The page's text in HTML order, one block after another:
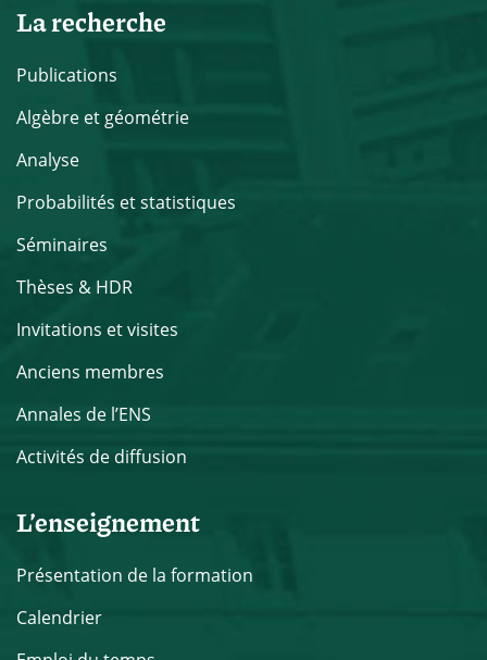
La recherche
Publications
Algèbre et géométrie
Analyse
Probabilités et statistiques
Séminaires
Thèses & HDR
Invitations et visites
Anciens membres
Annales de l’ENS
Activités de diffusion
L’enseignement
Présentation de la formation
Calendrier